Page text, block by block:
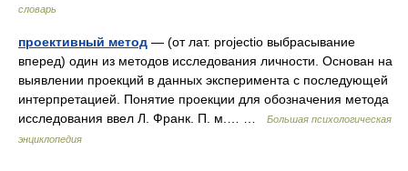
словарь
проективный метод — (от лат. projectio выбрасывание
вперед) один из методов исследования личности. Основан на
выявлении проекций в данных эксперимента с последующей
интерпретацией. Понятие проекции для обозначения метода
исследования ввел Л. Франк. П. м.… …
Большая психологическая
энциклопедия